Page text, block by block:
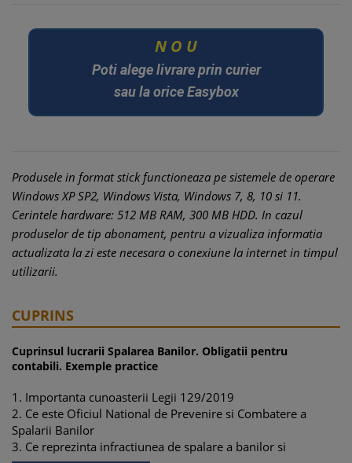
N O U
Poti alege livrare prin curier
sau la orice Easybox
Produsele in format stick functioneaza pe sistemele de operare
Windows XP SP2, Windows Vista, Windows 7, 8, 10 si 11.
Cerintele hardware: 512 MB RAM, 300 MB HDD. In cazul
produselor de tip abonament, pentru a vizualiza informatia
actualizata la zi este necesara o conexiune la internet in timpul
utilizarii.
CUPRINS
Cuprinsul lucrarii Spalarea Banilor. Obligatii pentru
contabili. Exemple practice
1. Importanta cunoasterii Legii 129/2019
2. Ce este Oficiul National de Prevenire si Combatere a
Spalarii Banilor
3. Ce reprezinta infractiunea de spalare a banilor si